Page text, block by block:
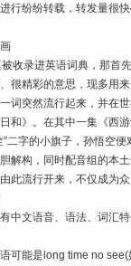
行纷纷转载，转发量很
录进英语词典，那首先
很精彩的意思，现多用来
突然流行起来，并在世
和》。在其中一集《西
”二字的小旗子，孙悟空
胆解构，同时配音组的本
由此流行开来，不仅成
文语音、语法、词汇特
能是long time no see(